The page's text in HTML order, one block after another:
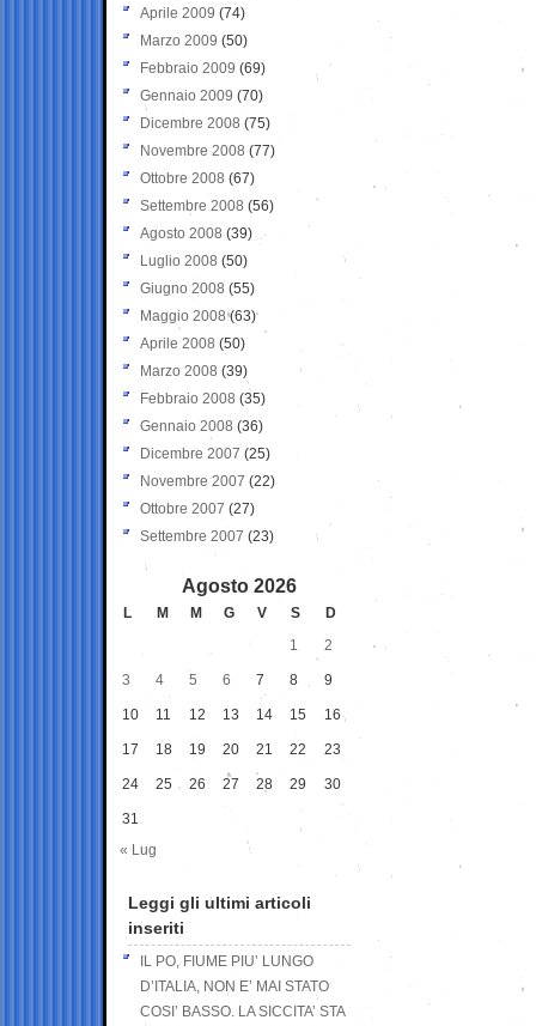
Aprile 2009 (74)
Marzo 2009 (50)
Febbraio 2009 (69)
Gennaio 2009 (70)
Dicembre 2008 (75)
Novembre 2008 (77)
Ottobre 2008 (67)
Settembre 2008 (56)
Agosto 2008 (39)
Luglio 2008 (50)
Giugno 2008 (55)
Maggio 2008(63)
Aprile 2008 (50)
Marzo 2008 (39)
Febbraio 2008 (35)
Gennaio 2008 (36)
Dicembre 2007 (25)
Novembre 2007 (22)
Ottobre 2007 (27)
Settembre 2007 (23)
Agosto 2026
L M M G V S
D
1
2
3 4 5 6 7 8 9
10 11 12 13 14 15 16
17 18 19 20 21 22 23
24 25 26 27 28 29 30
31
« Lug
Leggi gli ultimi articoli
inseriti
IL PO, FIUME PIU’ LUNGO
D’ITALIA, NON E’ MAI STATO
COSI’ BASSO. LA SICCITA’ STA